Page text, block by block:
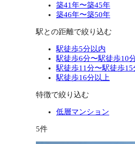
築41年〜築45年
築46年〜築50年
駅との距離で絞り込む
駅徒歩5分以内
駅徒歩6分〜駅徒歩10
駅徒歩11分〜駅徒歩15
駅徒歩16分以上
特徴で絞り込む
低層マンション
5件